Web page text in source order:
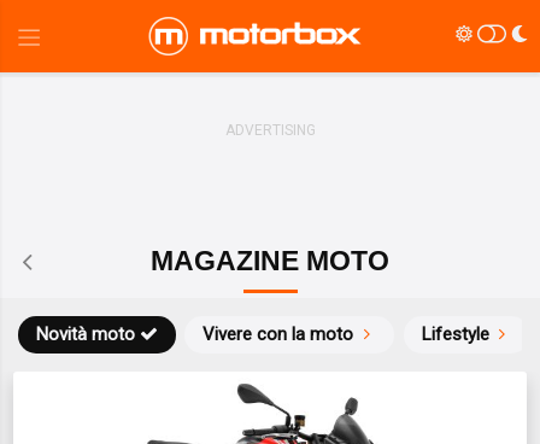
MAGAZINE MOTO
Novità moto Vivere con la moto Lifestyle